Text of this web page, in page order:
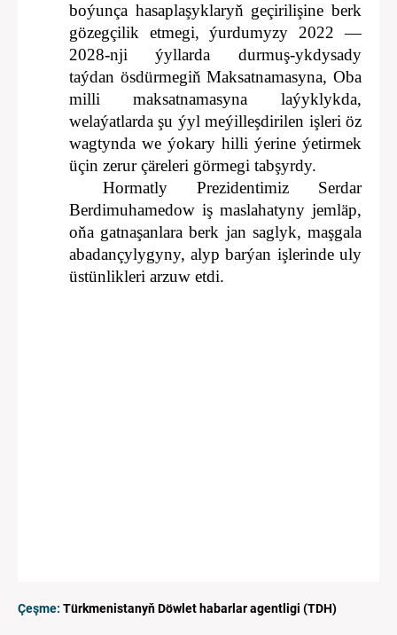
boýunça hasaplaşyklaryň geçirilişine berk
gözegçilik etmegi, ýurdumyzy 2022 —
2028-nji ýyllarda durmuş-ykdysady
taýdan ösdürmegiň Maksatnamasyna, Oba
milli maksatnamasyna laýyklykda,
welaýatlarda şu ýyl meýilleşdirilen işleri öz
wagtynda we ýokary hilli ýerine ýetirmek
üçin zerur çäreleri görmegi tabşyrdy.
Hormatly Prezidentimiz Serdar
Berdimuhamedow iş maslahatyny jemläp,
oňa gatnaşanlara berk jan saglyk, maşgala
abadançylygyny, alyp barýan işlerinde uly
üstünlikleri arzuw etdi.
Çeşme: Türkmenistanyň Döwlet habarlar agentligi (TDH)